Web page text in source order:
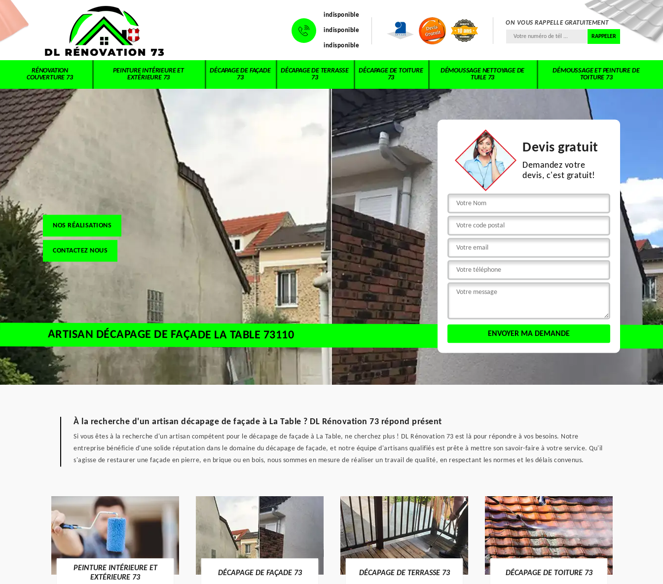
indisponible
indisponible
indisponible
ON VOUS RAPPELLE GRATUITEMENT
RÉNOVATION
COUVERTURE 73
PEINTURE INTÉRIEURE ET
EXTÉRIEURE 73
DÉCAPAGE DE FAÇADE
73
DÉCAPAGE DE TERRASSE
73
DÉCAPAGE DE TOITURE
73
DÉMOUSSAGE NETTOYAGE DE
TUILE 73
DÉMOUSSAGE ET PEINTURE DE
TOITURE 73
NOS RÉALISATIONS
CONTACTEZ NOUS
Devis gratuit
Demandez votre
devis, c'est gratuit!
ARTISAN DÉCAPAGE DE FAÇADE LA TABLE 73110
À la recherche d'un artisan décapage de façade à La Table ? DL Rénovation 73 répond présent
Si vous êtes à la recherche d'un artisan compétent pour le décapage de façade à La Table, ne cherchez plus ! DL Rénovation 73 est là pour répondre à vos besoins. Notre
entreprise bénéficie d'une solide réputation dans le domaine du décapage de façade, et notre équipe d'artisans qualifiés est prête à mettre son savoir-faire à votre service. Qu'il
s'agisse de restaurer une façade en pierre, en brique ou en bois, nous sommes en mesure de réaliser un travail de qualité, en respectant les normes et les délais convenus.
PEINTURE INTÉRIEURE ET
EXTÉRIEURE 73
DÉCAPAGE DE FAÇADE 73 DÉCAPAGE DE TERRASSE 73 DÉCAPAGE DE TOITURE 73